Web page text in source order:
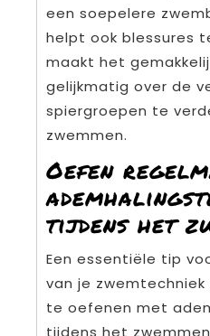
een soepelere
helpt ook blessures
maakt het
gelijkmatig over de
spiergroepen te
zwemmen.
Oefen
tijdens het
Een essentiële tip
van je
te oefenen met